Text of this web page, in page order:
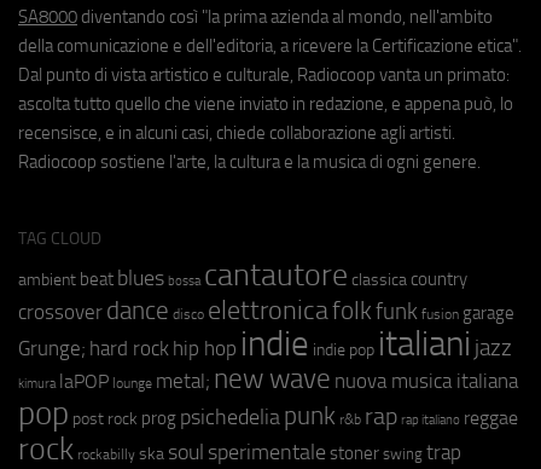
SA8000 diventando così "la prima azienda al mondo, nell'ambito
della comunicazione e dell'editoria, a ricevere la Certificazione etica".
Dal punto di vista artistico e culturale, Radiocoop vanta un primato:
ascolta tutto quello che viene inviato in redazione, e appena può, lo
recensisce, e in alcuni casi, chiede collaborazione agli artisti.
Radiocoop sostiene l'arte, la cultura e la musica di ogni genere.
TAG CLOUD
ambient beat blues bossa cantautore classica country
crossover dance disco elettronicafolkfunk fusion garage
Grunge; hard rock hip hop indie indie pop italiani jazz
kimura laPOP lounge metal; new wave nuova musica italiana
pop post rock prog psichedeliapunk r&b rap rap italiano reggae
rock rockabilly ska soul sperimentale stoner swing trap